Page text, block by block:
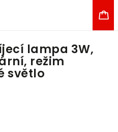
lampa 3W,
režim
světlo